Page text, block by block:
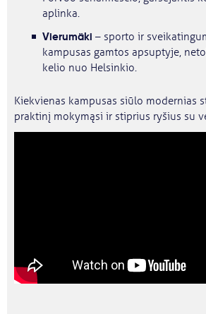
aplinka.
Vierumäki – sporto ir
kampusas gamtos apsuptyje,
kelio nuo Helsinkio.
Kiekvienas kampusas siūlo modernias
praktinį mokymąsi ir stiprius ryšius su